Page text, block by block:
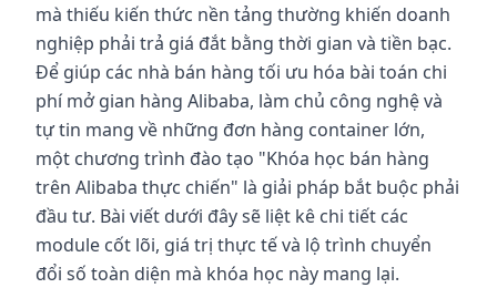
mà thiếu kiến thức nền tảng thường khiến doanh
nghiệp phải trả giá đắt bằng thời gian và tiền bạc.
Để giúp các nhà bán hàng tối ưu hóa bài toán chi
phí mở gian hàng Alibaba, làm chủ công nghệ và
tự tin mang về những đơn hàng container lớn,
một chương trình đào tạo "Khóa học bán hàng
trên Alibaba thực chiến" là giải pháp bắt buộc phải
đầu tư. Bài viết dưới đây sẽ liệt kê chi tiết các
module cốt lõi, giá trị thực tế và lộ trình chuyển
đổi số toàn diện mà khóa học này mang lại.